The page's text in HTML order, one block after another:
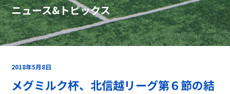
ニュース&トピックス
2018年5月8日
メグミルク杯、北信越リーグ第６節の結